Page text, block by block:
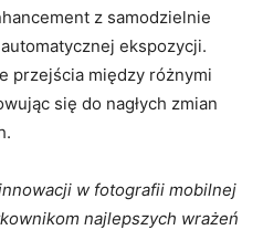
z samodzielnie
ekspozycji.
przejścia między różnymi
się do nagłych zmian
w fotografii mobilnej
najlepszych wrażeń